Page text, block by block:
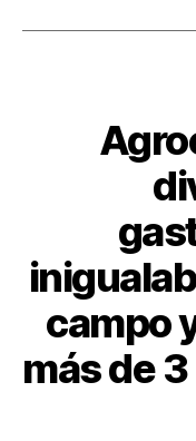
o
campo
más de